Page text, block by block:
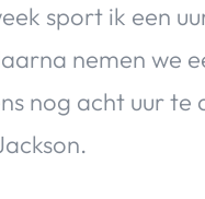
sport ik een
nemen we
nog acht uur te